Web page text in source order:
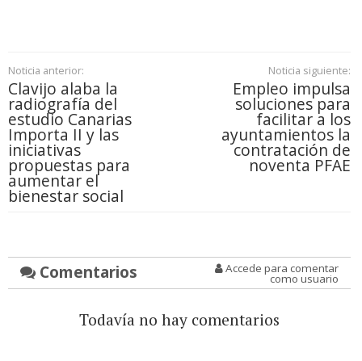
Noticia anterior:
Clavijo alaba la
radiografía del
estudio Canarias
Importa II y las
iniciativas
propuestas para
aumentar el
bienestar social
Noticia siguiente:
Empleo impulsa
soluciones para
facilitar a los
ayuntamientos la
contratación de
noventa PFAE
Comentarios Accede para comentar
como usuario
Todavía no hay comentarios